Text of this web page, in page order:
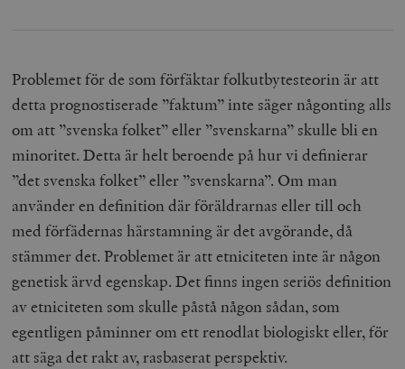
Problemet för de som förfäktar folkutbytesteorin är att
detta prognostiserade ”faktum” inte säger någonting alls
om att ”svenska folket” eller ”svenskarna” skulle bli en
minoritet. Detta är helt beroende på hur vi definierar
”det svenska folket” eller ”svenskarna”. Om man
använder en definition där föräldrarnas eller till och
med förfädernas härstamning är det avgörande, då
stämmer det. Problemet är att etniciteten inte är någon
genetisk ärvd egenskap. Det finns ingen seriös definition
av etniciteten som skulle påstå någon sådan, som
egentligen påminner om ett renodlat biologiskt eller, för
att säga det rakt av, rasbaserat perspektiv.